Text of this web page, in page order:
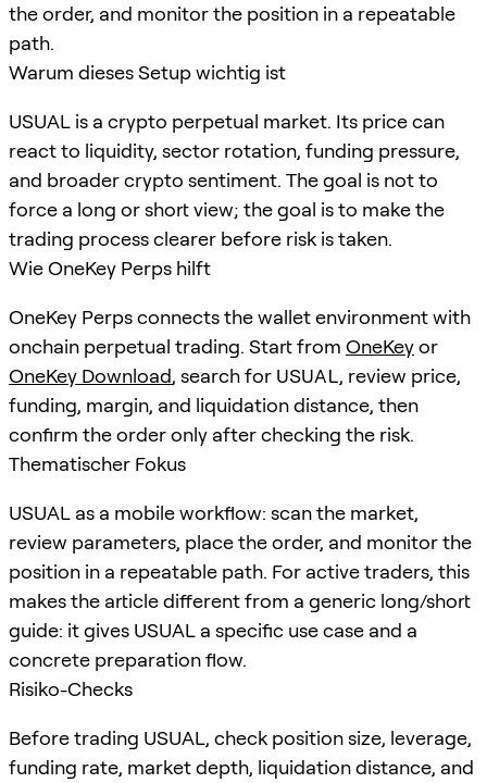
the order, and monitor the position in a repeatable
path.
Warum dieses Setup wichtig ist
USUAL is a crypto perpetual market. Its price can
react to liquidity, sector rotation, funding pressure,
and broader crypto sentiment. The goal is not to
force a long or short view; the goal is to make the
trading process clearer before risk is taken.
Wie OneKey Perps hilft
OneKey Perps connects the wallet environment with
onchain perpetual trading. Start from OneKeyor
OneKey Download, search for USUAL, review price,
funding, margin, and liquidation distance, then
confirm the order only after checking the risk.
Thematischer Fokus
USUAL as a mobile workflow: scan the market,
review parameters, place the order, and monitor the
position in a repeatable path. For active traders, this
makes the article different from a generic long/short
guide: it gives USUAL a specific use case and a
concrete preparation flow.
Risiko-Checks
Before trading USUAL, check position size, leverage,
funding rate, market depth, liquidation distance, and